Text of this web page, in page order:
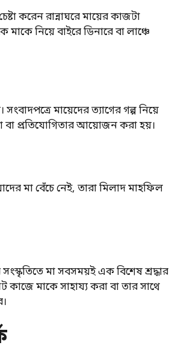
করেন রান্নাঘরে মায়ের কাজটা
নিয়ে বাইরে ডিনারে বা লাঞ্চে
মায়েদের ত্যাগের গল্প নিয়ে
বা প্রতিযোগিতার আয়োজন করা হয়।
মা বেঁচে নেই, তারা মিলাদ মাহফিল
মা সবসময়ই এক বিশেষ শ্রদ্ধার
মাকে সাহায্য করা বা তার সাথে